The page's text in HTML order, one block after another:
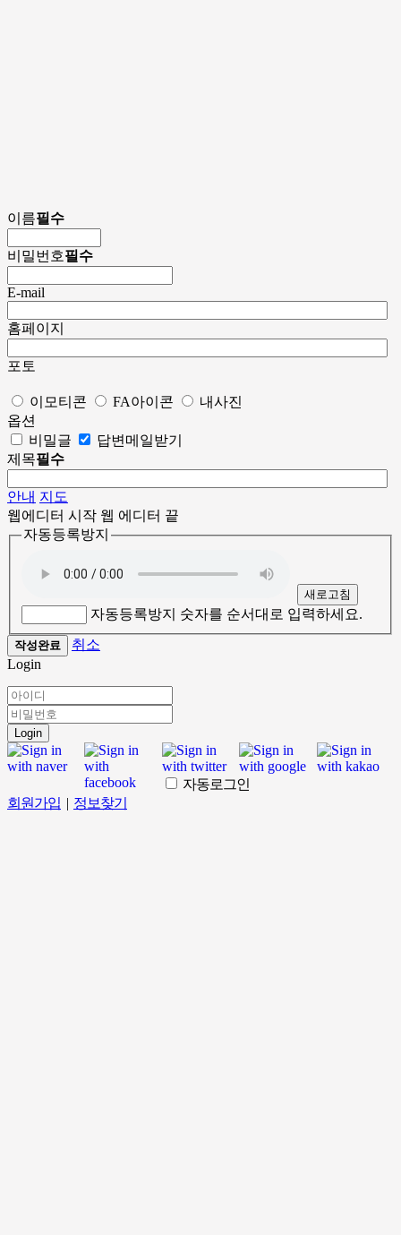
이름필수
비밀번호필수
E-mail
홈페이지
포토
이모티콘 FA아이콘
내사진
옵션
비밀글
답변메일받기
제목필수
안내 지도
웹에디터 시작 웹 에디터 끝
자동등록방지
새로고침
자동등록방지 숫자를 순서대로 입력하세요.
작성완료
취소
Login
Login
자동로그인
회원가입 | 정보찾기